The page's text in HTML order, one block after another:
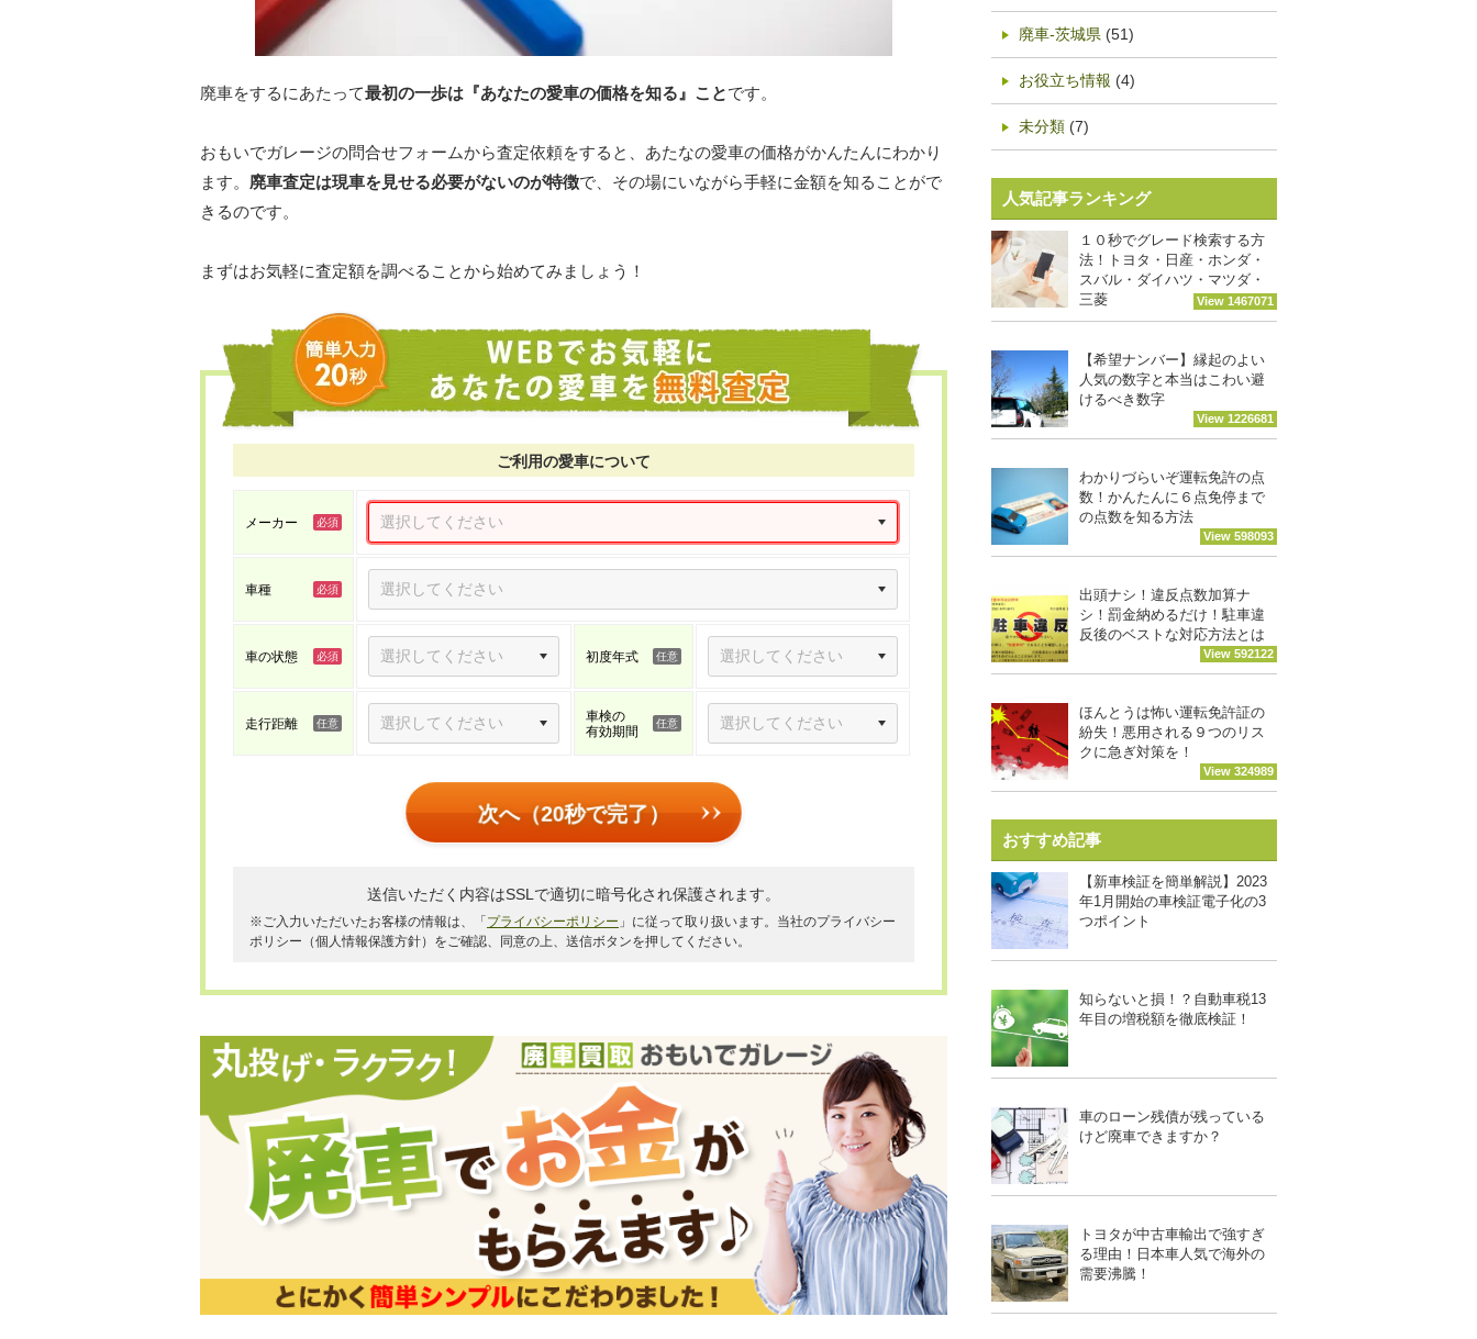
廃車をするにあたって最初の一歩は『あなたの愛車の価格を知る』ことです。
おもいでガレージの問合せフォームから査定依頼をすると、あたなの愛車の価格がかんたんにわかり
ます。 廃車査定は現車を見せる必要がないのが特徴で、その場にいながら手軽に金額を知ることがで
きるのです。
まずはお気軽に査定額を調べることから始めてみましょう！
ご利用の愛車について
メーカー
車種
車の状態 初度年式
走行距離
車検の
有効期間
次へ（20秒で完了）
送信いただく内容はSSLで適切に暗号化され保護されます。
※ご入力いただいたお客様の情報は、「 プライバシーポリシー 」に従って取り扱います。当社のプライバシー
ポリシー（個人情報保護方針）をご確認、同意の上、送信ボタンを押してください。
廃車-茨城県 (51)
お役立ち情報 (4)
未分類 (7)
人気記事ランキング
１０秒でグレード検索する方
法！トヨタ・日産・ホンダ・
スバル・ダイハツ・マツダ・
三菱
View 1467071
【希望ナンバー】縁起のよい
人気の数字と本当はこわい避
けるべき数字
View 1226681
わかりづらいぞ運転免許の点
数！かんたんに６点免停まで
の点数を知る方法
View 598093
出頭ナシ！違反点数加算ナ
シ！罰金納めるだけ！駐車違
反後のベストな対応方法とは
View 592122
ほんとうは怖い運転免許証の
紛失！悪用される９つのリス
クに急ぎ対策を！
View 324989
おすすめ記事
【新車検証を簡単解説】2023
年1月開始の車検証電子化の3
つポイント
知らないと損！？自動車税13
年目の増税額を徹底検証！
車のローン残債が残っている
けど廃車できますか？
トヨタが中古車輸出で強すぎ
る理由！日本車人気で海外の
需要沸騰！